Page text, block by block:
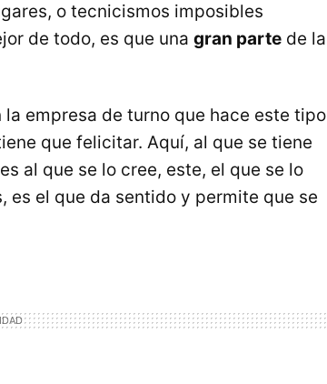
o tecnicismos imposibles
de todo, es que una gran parte de la
empresa de turno que hace este tipo
que felicitar. Aquí, al que se tiene
al que se lo cree, este, el que se lo
es el que da sentido y permite que se